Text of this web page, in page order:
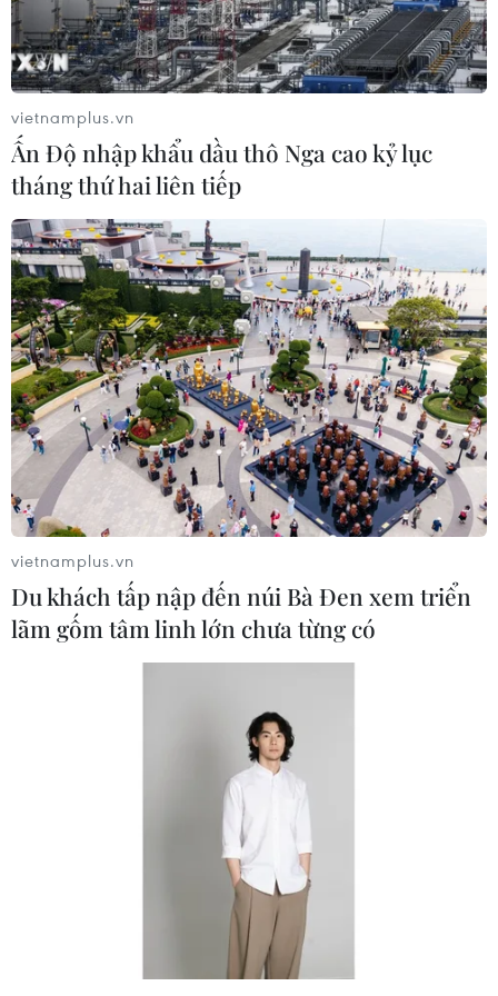
TIN LIÊN QUAN
Chiều 27/7: Ghi nhận thêm 5.149 ca mắc
mới, 525 ca trong cộng đồng
27/07/2021 12:25
Tính từ 6-19h ngày 27/7, cả nước ghi nhận thêm 5.149
ca mắc mới COVID-19 trong nước, trong số đó có 525
ca phát hiện trong cộng đồng.
vietnamplus.vn
Ấn Độ nhập khẩu dầu thô Nga cao kỷ lục
tháng thứ hai liên tiếp
vietnamplus.vn
Du khách tấp nập đến núi Bà Đen xem triển
lãm gốm tâm linh lớn chưa từng có